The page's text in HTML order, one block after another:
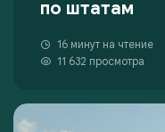
по штатам
16 минут на чтение
11 632 просмотра